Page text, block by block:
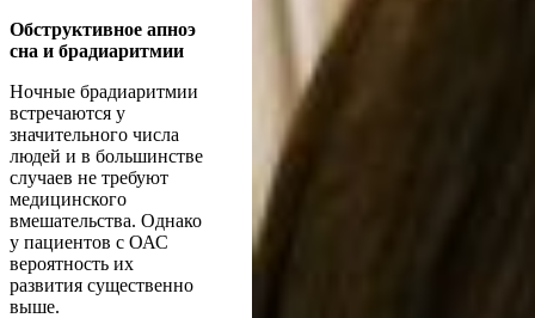
Обструктивное апноэ
сна и брадиаритмии
Ночные брадиаритмии
встречаются у
значительного числа
людей и в большинстве
случаев не требуют
медицинского
вмешательства. Однако
у пациентов с ОАС
вероятность их
развития существенно
выше.